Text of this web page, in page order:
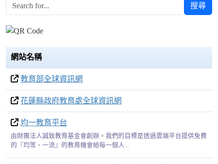
搜尋
網站名稱
教育部全球資訊網
花蓮縣政府教育處全球資訊網
均一教育平台
由財團法人誠致教育基金會創辦。我們的目標是透過雲端平台提供免費
的『均等、一流』的教育機會給每一個人...